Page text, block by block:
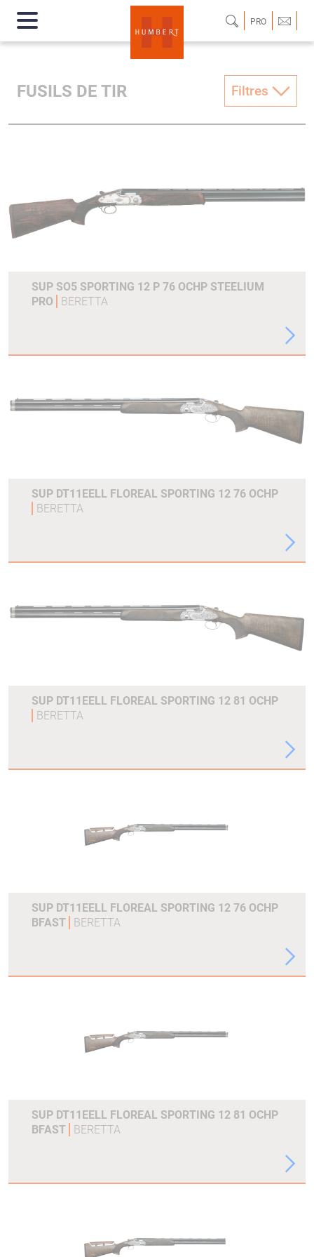
PRO
FUSILS DE TIR Filtres
SUP SO5 SPORTING 12 P 76 OCHP STEELIUM
PRO
BERETTA
SUP DT11EELL FLOREAL SPORTING 12 76 OCHP
BERETTA
SUP DT11EELL FLOREAL SPORTING 12 81 OCHP
BERETTA
SUP DT11EELL FLOREAL SPORTING 12 76 OCHP
BFAST
BERETTA
SUP DT11EELL FLOREAL SPORTING 12 81 OCHP
BFAST
BERETTA